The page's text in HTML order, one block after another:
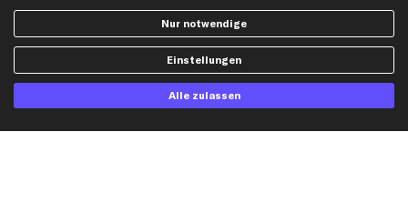
Social Media
Nur notwendige
Einstellungen
Alle zulassen